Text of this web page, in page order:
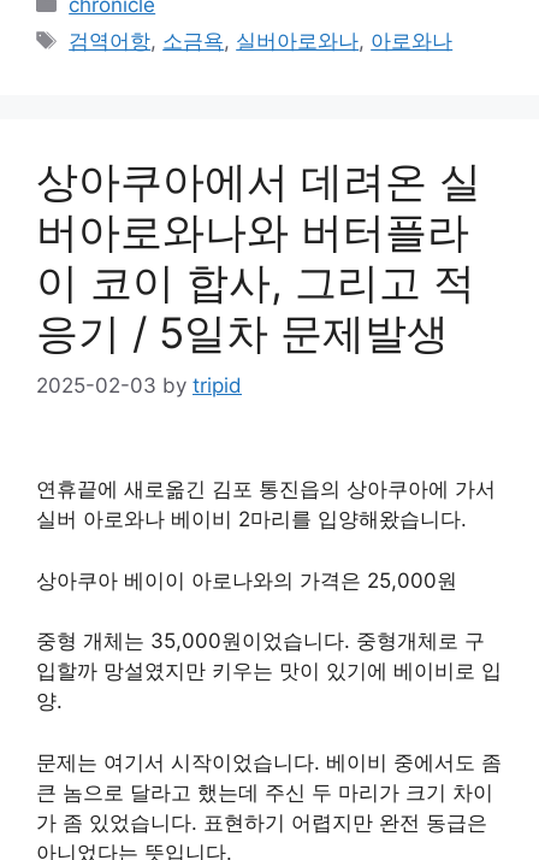
Tags
검역어항, 소금욕, 실버아로와나, 아로와나
상아쿠아에서 데려온 실
버아로와나와 버터플라
이 코이 합사, 그리고 적
응기 / 5일차 문제발생
2025-02-03 by tripid
연휴끝에 새로옮긴 김포 통진읍의 상아쿠아에 가서
실버 아로와나 베이비 2마리를 입양해왔습니다.
상아쿠아 베이이 아로나와의 가격은 25,000원
중형 개체는 35,000원이었습니다. 중형개체로 구
입할까 망설였지만 키우는 맛이 있기에 베이비로 입
양.
문제는 여기서 시작이었습니다. 베이비 중에서도 좀
큰 놈으로 달라고 했는데 주신 두 마리가 크기 차이
가 좀 있었습니다. 표현하기 어렵지만 완전 동급은
아니었다는 뜻입니다.